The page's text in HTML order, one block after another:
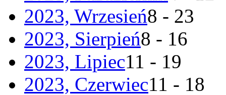
2023, Wrzesień8 - 23
2023, Sierpień8 - 16
2023, Lipiec11 - 19
2023, Czerwiec11 - 18